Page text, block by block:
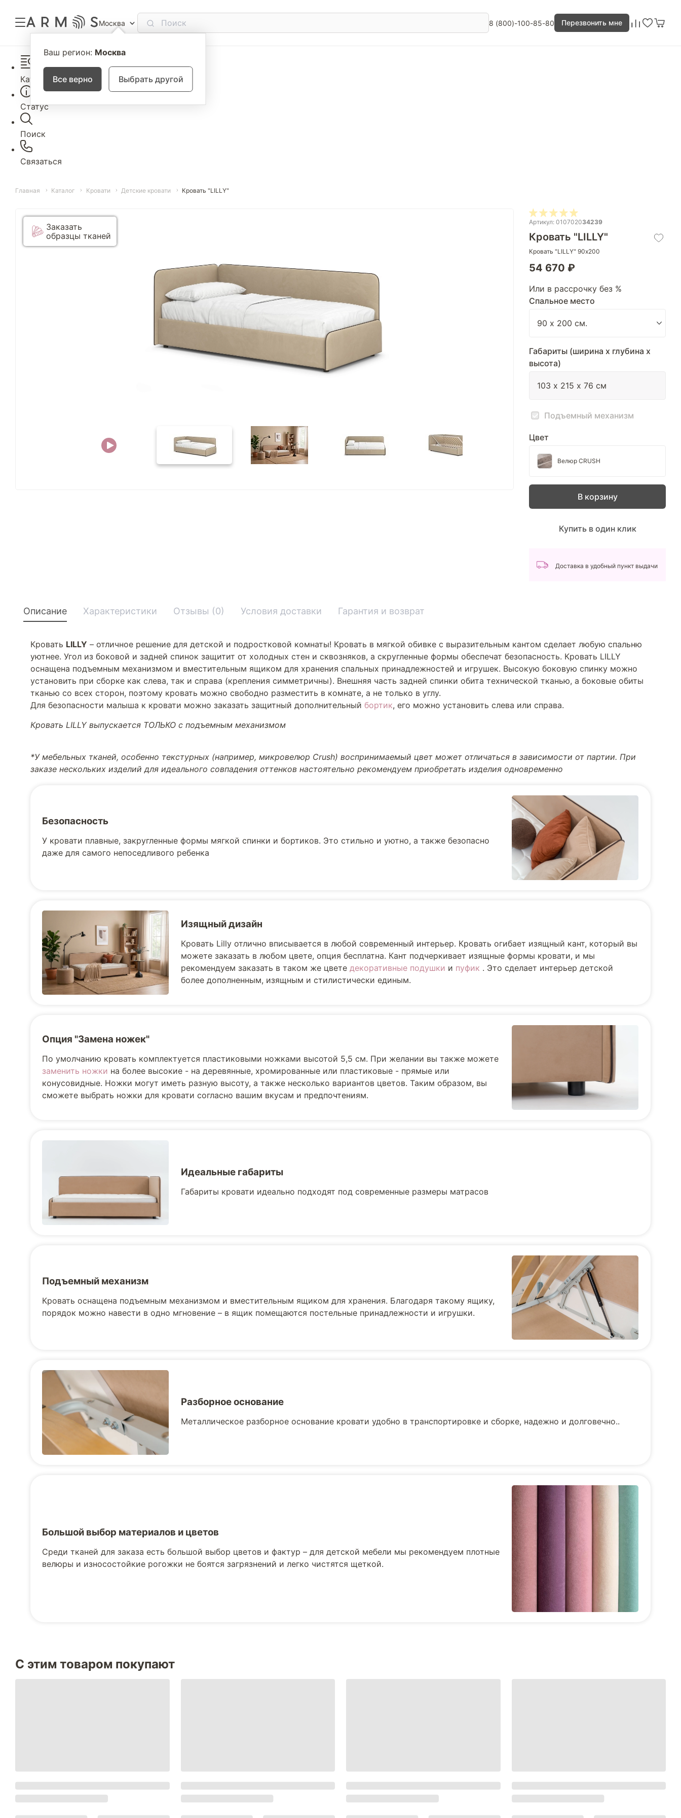
Москва
Ваш регион: Москва
Все верно Выбрать другой
8 (800)-100-85-80 Перезвонить мне
Каталог
Статус
Поиск
Связаться
Главная Каталог Кровати Детские кровати Кровать "LILLY"
Заказать
образцы тканей
Артикул: 010702034239
Кровать "LILLY"
Кровать "LILLY" 90х200
54 670 ₽
Или в рассрочку без %
Спальное место
Габариты (ширина х глубина х
высота)
Подъемный механизм
Цвет
Велюр CRUSH
В корзину
Купить в один клик
Доставка в удобный пункт выдачи
Описание Характеристики Отзывы (0) Условия доставки Гарантия и возврат
Кровать LILLY – отличное решение для детской и подростковой комнаты! Кровать в мягкой обивке с выразительным кантом сделает любую спальню
уютнее. Угол из боковой и задней спинок защитит от холодных стен и сквозняков, а скругленные формы обеспечат безопасность. Кровать LILLY
оснащена подъемным механизмом и вместительным ящиком для хранения спальных принадлежностей и игрушек. Высокую боковую спинку можно
установить при сборке как слева, так и справа (крепления симметричны). Внешняя часть задней спинки обита технической тканью, а боковые обиты
тканью со всех сторон, поэтому кровать можно свободно разместить в комнате, а не только в углу.
Для безопасности малыша к кровати можно заказать защитный дополнительный бортик, его можно установить слева или справа.
Кровать LILLY выпускается ТОЛЬКО с подъемным механизмом
*У мебельных тканей, особенно текстурных (например, микровелюр Crush) воспринимаемый цвет может отличаться в зависимости от партии. При
заказе нескольких изделий для идеального совпадения оттенков настоятельно рекомендуем приобретать изделия одновременно
Безопасность
У кровати плавные, закругленные формы мягкой спинки и бортиков. Это стильно и уютно, а также безопасно
даже для самого непоседливого ребенка
Изящный дизайн
Кровать Lilly отлично вписывается в любой современный интерьер. Кровать огибает изящный кант, который вы
можете заказать в любом цвете, опция бесплатна. Кант подчеркивает изящные формы кровати, и мы
рекомендуем заказать в таком же цвете декоративные подушки и пуфик . Это сделает интерьер детской
более дополненным, изящным и стилистически единым.
Опция "Замена ножек"
По умолчанию кровать комплектуется пластиковыми ножками высотой 5,5 см. При желании вы также можете
заменить ножки на более высокие - на деревянные, хромированные или пластиковые - прямые или
конусовидные. Ножки могут иметь разную высоту, а также несколько вариантов цветов. Таким образом, вы
сможете выбрать ножки для кровати согласно вашим вкусам и предпочтениям.
Идеальные габариты
Габариты кровати идеально подходят под современные размеры матрасов
Подъемный механизм
Кровать оснащена подъемным механизмом и вместительным ящиком для хранения. Благодаря такому ящику,
порядок можно навести в одно мгновение – в ящик помещаются постельные принадлежности и игрушки.
Разборное основание
Металлическое разборное основание кровати удобно в транспортировке и сборке, надежно и долговечно..
Большой выбор материалов и цветов
Среди тканей для заказа есть большой выбор цветов и фактур – для детской мебели мы рекомендуем плотные
велюры и износостойкие рогожки не боятся загрязнений и легко чистятся щеткой.
С этим товаром покупают